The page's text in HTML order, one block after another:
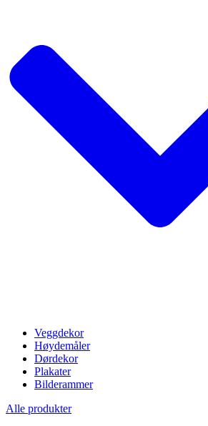
Veggdekor
Høydemåler
Dørdekor
Plakater
Bilderammer
Alle produkter